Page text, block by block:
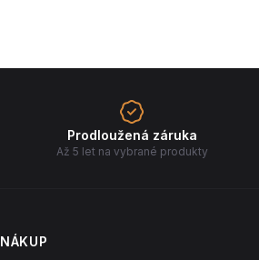
Prodloužená záruka
Až 5 let na vybrané produkty
NÁKUP